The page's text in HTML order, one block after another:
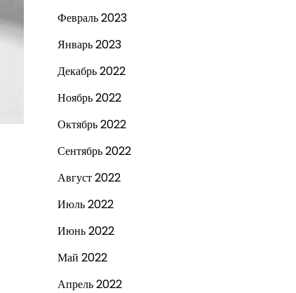
Февраль 2023
Январь 2023
Декабрь 2022
Ноябрь 2022
Октябрь 2022
Сентябрь 2022
Август 2022
Июль 2022
Июнь 2022
Май 2022
Апрель 2022